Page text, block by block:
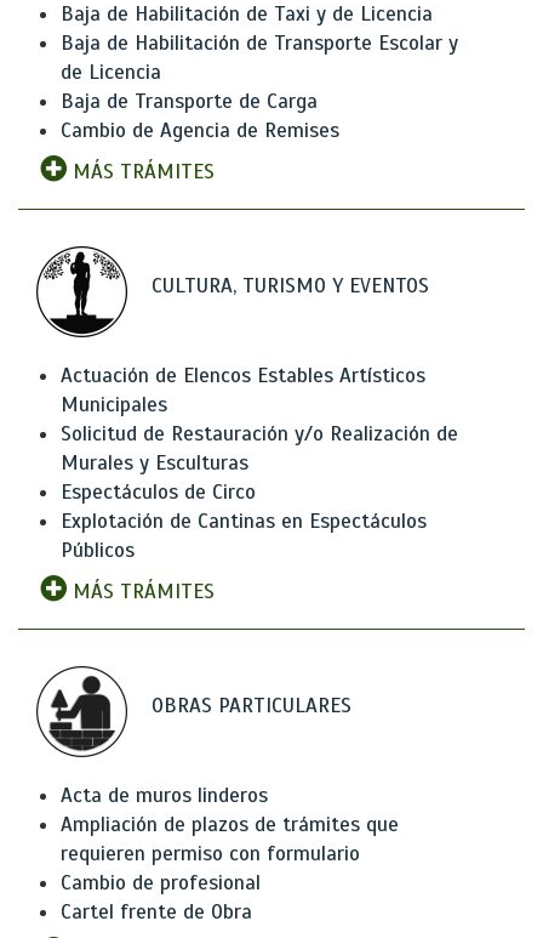
Baja de Habilitación de Taxi y de Licencia
Baja de Habilitación de Transporte Escolar y
de Licencia
Baja de Transporte de Carga
Cambio de Agencia de Remises
MÁS TRÁMITES
CULTURA, TURISMO Y EVENTOS
Actuación de Elencos Estables Artísticos
Municipales
Solicitud de Restauración y/o Realización de
Murales y Esculturas
Espectáculos de Circo
Explotación de Cantinas en Espectáculos
Públicos
MÁS TRÁMITES
OBRAS PARTICULARES
Acta de muros linderos
Ampliación de plazos de trámites que
requieren permiso con formulario
Cambio de profesional
Cartel frente de Obra